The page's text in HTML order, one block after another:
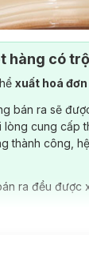
hàng có
xuất hoá đơn
bán ra sẽ
lòng cung cấp
thành công,
ra đều được